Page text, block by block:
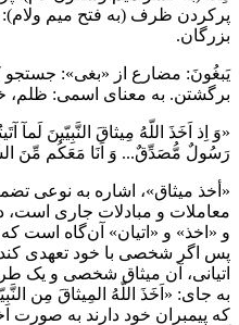
پركردن ظرف (به فتح ميم
بزرگان.
يَبغُونَ: مضارع از «بغى»:
برگشتن. به معناى اسمى: ظلم،
«وَ اِذ اَخَذَ اللّهُ مِيثاقَ النَّبِيّينَ
رَسُولٌ مُّصَدِّقٌ... وَ اَنَا مَعَكُم مِّنَ
«أخذ ميثاق»، اشاره به نوعى
معاملات و مبادلات جارى است،
و «اخذ» و «اتيان» آن‌گاه است
پس اگر شخصى با خود تعهدى كند
اتيانى، آن ميثاق شخصى و یک
به جاى: «اَخَذَ اللّهُ المِيثاقَ مِن
كه پيمبران خود دارند به صورت